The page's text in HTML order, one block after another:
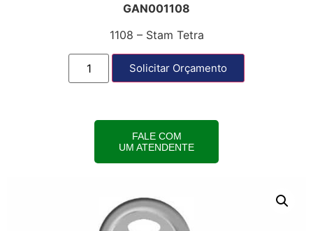
GAN001108
1108 – Stam Tetra
Solicitar Orçamento
FALE COM
UM ATENDENTE